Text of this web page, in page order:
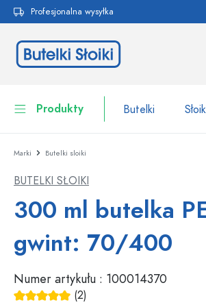
Przejdź do
Profesjonalna wysyłka
Produkty Butelki
Butelki
Pojemniki na żywność
Naczynia
Opakowania kosmetyczne
Marki Butelki sloiki
BUTELKI SŁOIKI
300 ml butelka
gwint: 70/400
Numer artykułu : 100014370
(2)